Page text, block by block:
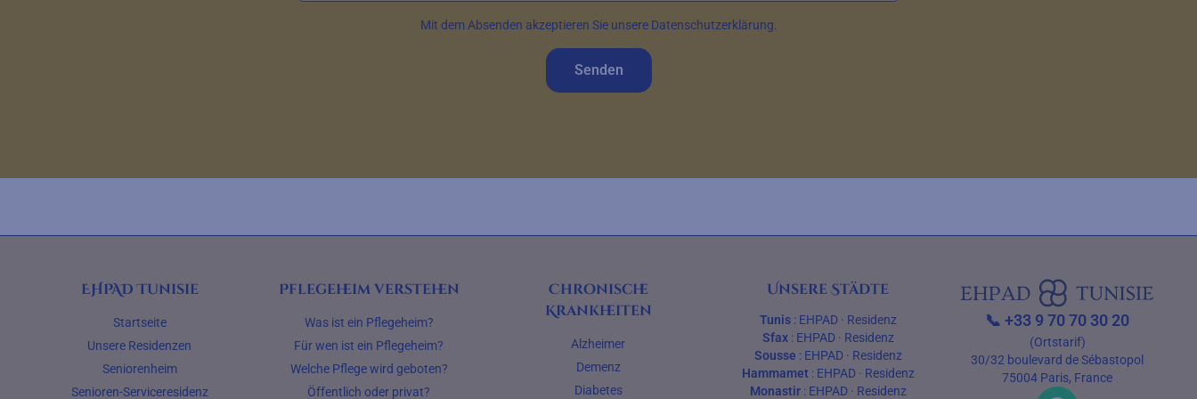
Mit dem Absenden akzeptieren Sie unsere Datenschutzerklärung.
Senden
EHPAD Tunisie
Startseite
Unsere Residenzen
Seniorenheim
Senioren-Serviceresidenz
Pflegeheim verstehen
Was ist ein Pflegeheim?
Für wen ist ein Pflegeheim?
Welche Pflege wird geboten?
Öffentlich oder privat?
Chronische
Krankheiten
Alzheimer
Demenz
Diabetes
Unsere Städte
Tunis: EHPAD· Residenz
Sfax: EHPAD· Residenz
Sousse : EHPAD· Residenz
Hammamet: EHPAD· Residenz
Monastir: EHPAD· Residenz
📞+33 9 70 70 30 20
(Ortstarif)
30/32 boulevard de Sébastopol
75004 Paris, France